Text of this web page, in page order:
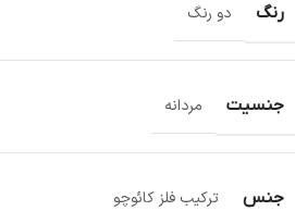
رنگ دو رنگ
جنسیت مردانه
جنس ترکیب فلز کائوچو